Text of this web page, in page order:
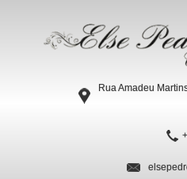
Rua Amadeu